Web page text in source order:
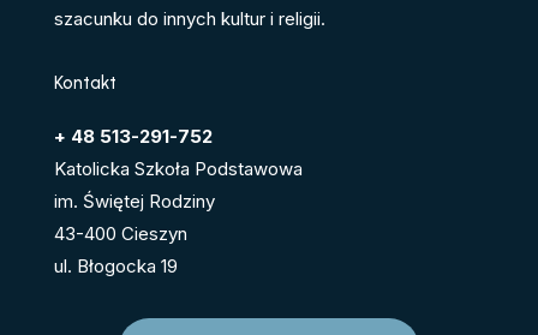
szacunku do innych kultur i religii.
Kontakt
+ 48 513-291-752
Katolicka Szkoła Podstawowa
im. Świętej Rodziny
43-400 Cieszyn
ul. Błogocka 19